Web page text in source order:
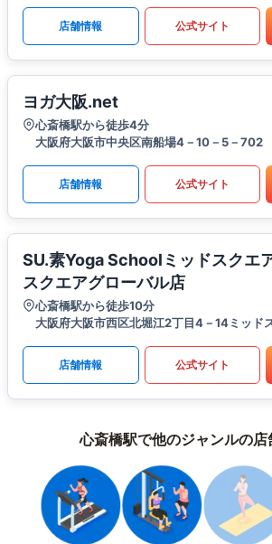
店舗情報 公式サイト
ヨガ大阪.net
心斎橋駅から徒歩4分
大阪府大阪市中央区南船場4－10－5－702
店舗情報 公式サイト
SU.素Yoga Schoolミッドスクエ
スクエアグローバル店
心斎橋駅から徒歩10分
大阪府大阪市西区北堀江2丁目4－14ミッド
店舗情報 公式サイト
心斎橋駅で他のジャンルの店